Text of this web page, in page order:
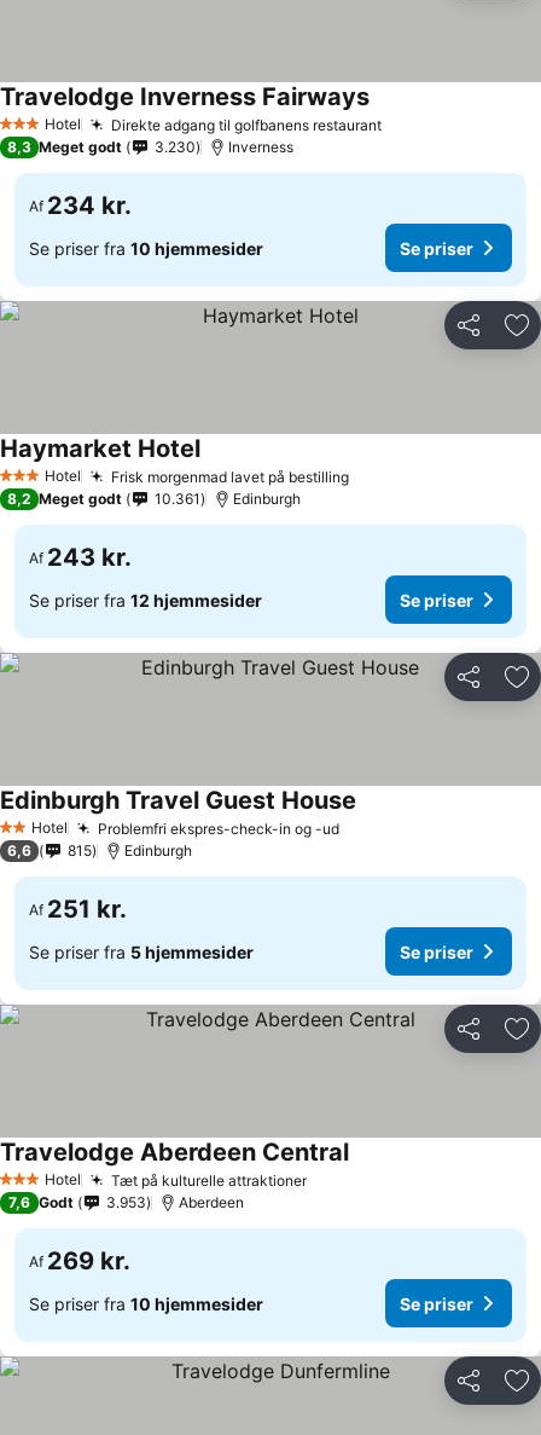
3 StjernerHotel Direkte adgang til golfbanens restaurant
Travelodge Inverness Fairways
8,3 Meget godt 3.230 Inverness
Af 234 kr.
Se priser fra 10 hjemmesider Se priser
Del
3 StjernerHotel Frisk morgenmad lavet på bestilling
Haymarket Hotel
8,2 Meget godt 10.361 Edinburgh
Af 243 kr.
Se priser fra 12 hjemmesider Se priser
Del
2 Stjerner
Hotel Problemfri ekspres-check-in og -ud
Edinburgh Travel Guest House
6,6 815 Edinburgh
Af 251 kr.
Se priser fra 5 hjemmesider Se priser
Del
3 StjernerHotel Tæt på kulturelle attraktioner
Travelodge Aberdeen Central
7,6 Godt 3.953 Aberdeen
Af 269 kr.
Se priser fra 10 hjemmesider Se priser
Del